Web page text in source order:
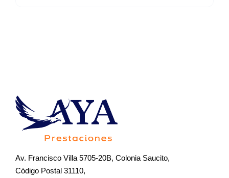
Av. Francisco Villa 5705-20B, Colonia Saucito,
Código Postal 31110,